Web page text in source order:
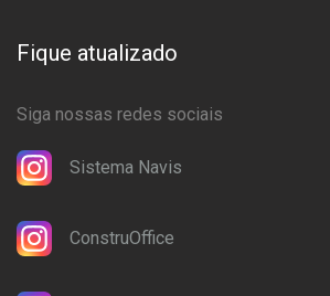
Fique atualizado
Siga nossas redes sociais
Sistema Navis
ConstruOffice